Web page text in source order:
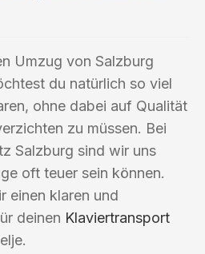
Umzug von Salzburg
du natürlich so viel
ohne dabei auf Qualität
zu müssen. Bei
Salzburg sind wir uns
oft teuer sein können.
einen klaren und
deinen Klaviertransport